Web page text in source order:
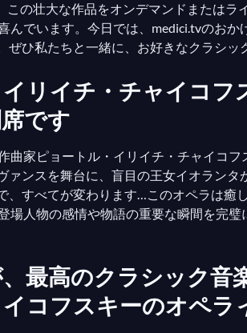
の壮大な作品をオンデマンドまたは
んでいます。今日では、medici.tvのお
ひ私たちと一緒に、お好きなクラシッ
リイチ・チャイコフ
です
曲家ピョートル・イリイチ・チャイコ
ァンスを舞台に、盲目の王女イオラン
、すべてが変わります…このオペラは
場人物の感情や物語の重要な瞬間を完璧
最高のクラシック
コフスキーのオペラ